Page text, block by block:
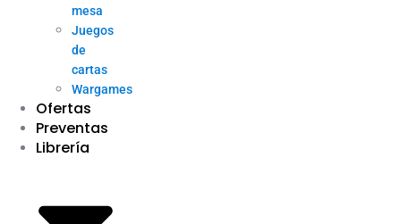
mesa
Juegos
de
cartas
Wargames
Ofertas
Preventas
Librería